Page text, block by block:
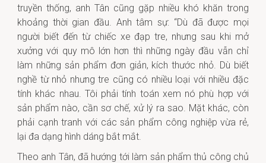
truyền thống, anh Tân cũng gặp nhiều khó khăn trong
khoảng thời gian đầu. Anh tâm sự: “Dù đã được mọi
người biết đến từ chiếc xe đạp tre, nhưng sau khi mở
xưởng với quy mô lớn hơn thì những ngày đầu vẫn chỉ
làm những sản phẩm đơn giản, kích thước nhỏ. Dù biết
nghề từ nhỏ nhưng tre cũng có nhiều loại với nhiều đặc
tính khác nhau. Tôi phải tính toán xem nó phù hợp với
sản phẩm nào, cần sơ chế, xử lý ra sao. Mặt khác, còn
phải cạnh tranh với các sản phẩm công nghiệp vừa rẻ,
lại đa dạng hình dáng bắt mắt.
Theo anh Tân, đã hướng tới làm sản phẩm thủ công chủ